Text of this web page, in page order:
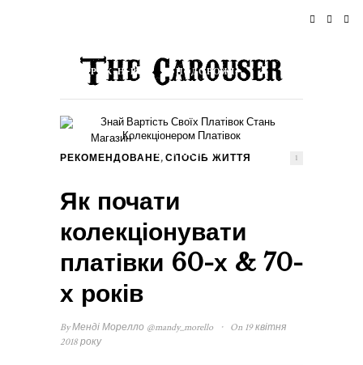
РОК-Н-РОЛ ПОДОРОЖІ
Магазин
ПРО ПРОЄКТ
РЕКОМЕНДОВАНЕ, СПОСІБ ЖИТТЯ 1
Як почати
колекціонувати
платівки 60-х & 70-
х років
ByМенді Морелло @mandy_morello ·
On 19 квітня
2018 року